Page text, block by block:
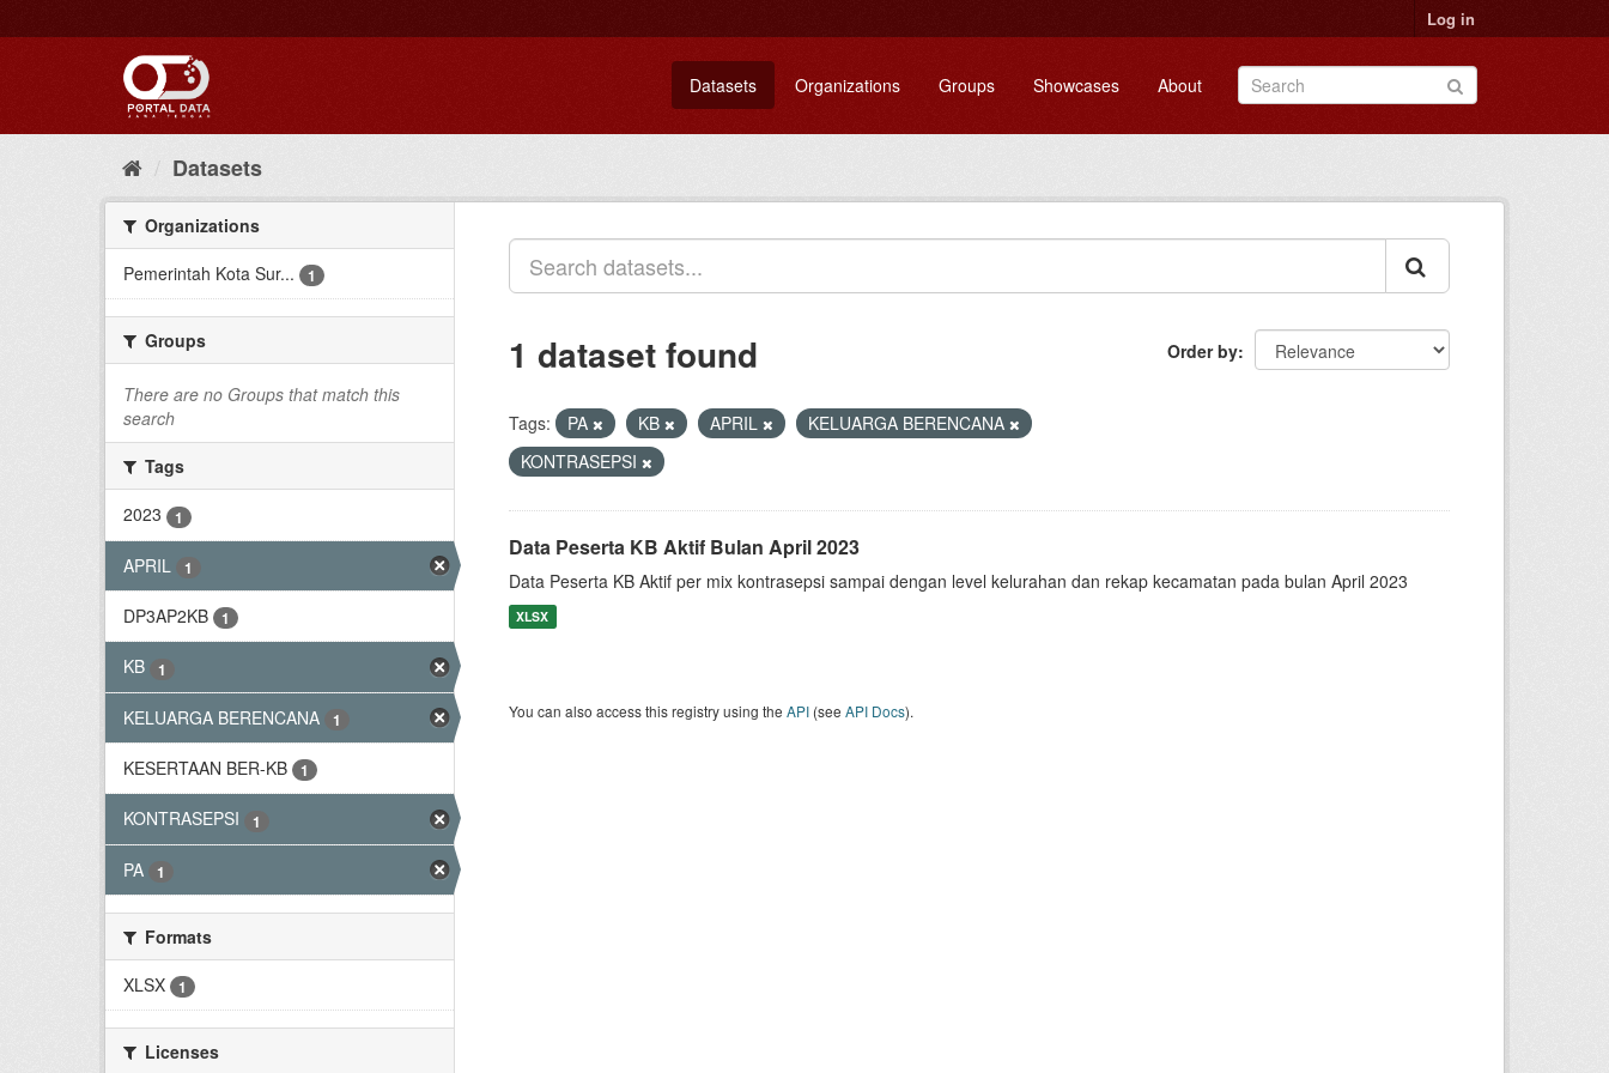
to
Log in
Datasets Organizations Groups Showcases About
Datasets
Organizations
Pemerintah Kota Sur...
1
Groups
There are no Groups that match this
search
Tags
2023
1
APRIL 1
DP3AP2KB 1
KB 1
KELUARGA BERENCANA 1
KESERTAAN BER-KB 1
KONTRASEPSI 1
PA 1
Formats
XLSX
1
Licenses
Order by
1 dataset found
Tags: PA KB APRIL
KELUARGA BERENCANA
KONTRASEPSI
Data Peserta KB Aktif Bulan April 2023
Data Peserta KB Aktif per mix kontrasepsi sampai dengan level kelurahan dan rekap kecamatan pada bulan April 2023
XLSX
You can also access this registry using the API (see API Docs).